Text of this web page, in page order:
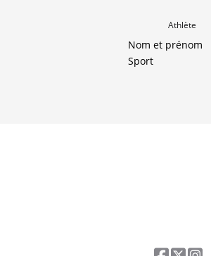
Athlète
Nom et prénom
Sport